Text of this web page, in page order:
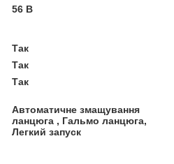
56 В
Так
Так
Так
Автоматичне змащування
ланцюга , Гальмо ланцюга,
Легкий запуск